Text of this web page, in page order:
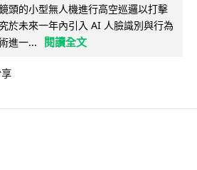
頭的小型無人機進行高空巡邏以打擊
於未來一年內引入 AI 人臉識別與行為
進一...
閱讀全文